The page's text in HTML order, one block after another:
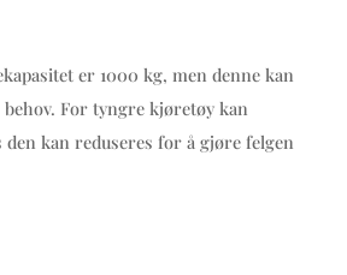
er 1000 kg, men denne kan
For tyngre kjøretøy kan
den kan reduseres for å gjøre felgen